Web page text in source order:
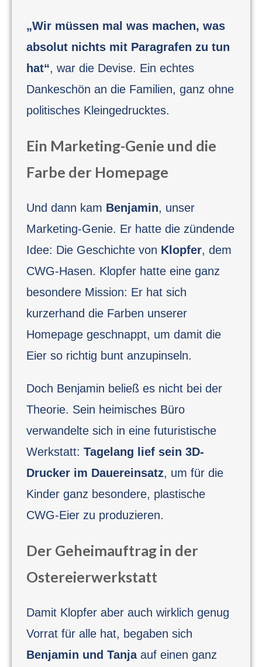
„Wir müssen mal was machen, was
absolut nichts mit Paragrafen zu tun
hat“, war die Devise. Ein echtes
Dankeschön an die Familien, ganz ohne
politisches Kleingedrucktes.
Ein Marketing-Genie und die
Farbe der Homepage
Und dann kam Benjamin, unser
Marketing-Genie. Er hatte die zündende
Idee: Die Geschichte von Klopfer, dem
CWG-Hasen. Klopfer hatte eine ganz
besondere Mission: Er hat sich
kurzerhand die Farben unserer
Homepage geschnappt, um damit die
Eier so richtig bunt anzupinseln.
Doch Benjamin beließ es nicht bei der
Theorie. Sein heimisches Büro
verwandelte sich in eine futuristische
Werkstatt: Tagelang lief sein 3D-
Drucker im Dauereinsatz, um für die
Kinder ganz besondere, plastische
CWG-Eier zu produzieren.
Der Geheimauftrag in der
Ostereierwerkstatt
Damit Klopfer aber auch wirklich genug
Vorrat für alle hat, begaben sich
Benjamin und Tanjaauf einen ganz